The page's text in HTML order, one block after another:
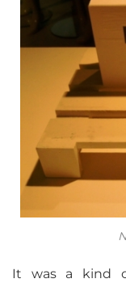
It was a kind